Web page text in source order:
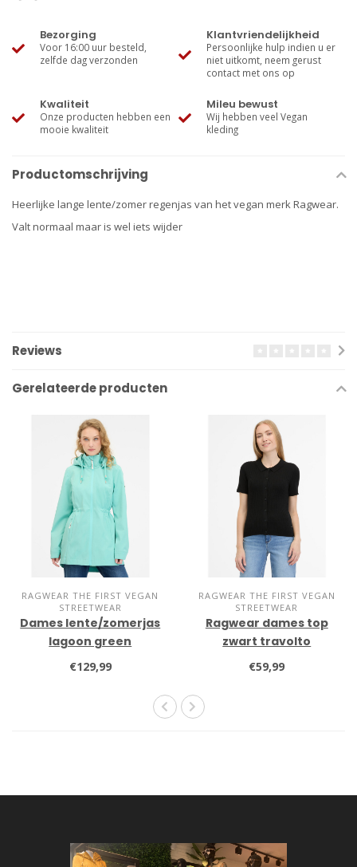
Bezorging
Voor 16:00 uur besteld,
zelfde dag verzonden
Klantvriendelijkheid
Persoonlijke hulp indien u er
niet uitkomt, neem gerust
contact met ons op
Kwaliteit
Onze producten hebben een
mooie kwaliteit
Mileu bewust
Wij hebben veel Vegan
kleding
Productomschrijving
Heerlijke lange lente/zomer regenjas van het vegan merk Ragwear.
Valt normaal maar is wel iets wijder
Reviews
Gerelateerde producten
RAGWEAR THE FIRST VEGAN
STREETWEAR
Dames lente/zomerjas
lagoon green
€129,99
RAGWEAR THE FIRST VEGAN
STREETWEAR
Ragwear dames top
zwart travolto
€59,99